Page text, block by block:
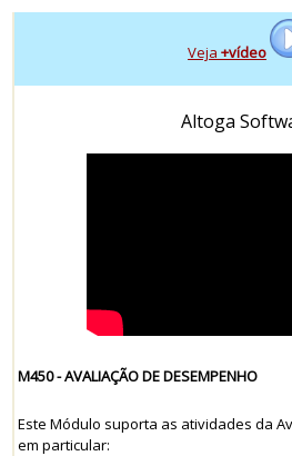
Veja +vídeo
Altoga
M450 - AVALIAÇÃO DE DESEMPENHO
Este Módulo suporta as atividades da
em particular: